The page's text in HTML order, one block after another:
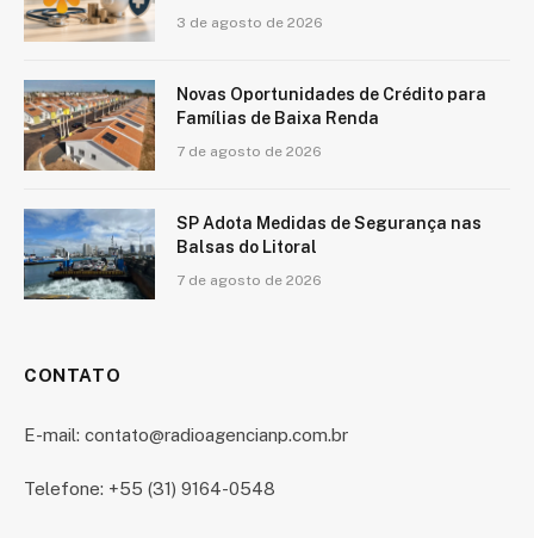
3 de agosto de 2026
Novas Oportunidades de Crédito para
Famílias de Baixa Renda
7 de agosto de 2026
SP Adota Medidas de Segurança nas
Balsas do Litoral
7 de agosto de 2026
CONTATO
E-mail: contato@radioagencianp.com.br
Telefone: +55 (31) 9164-0548